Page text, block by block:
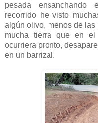
pesada ensanchando
recorrido he visto
algún olivo, menos de
mucha tierra que en
ocurriera pronto,
en un barrizal.